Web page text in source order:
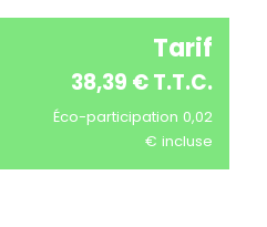
Tarif
38,39 € T.T.C.
Éco-participation 0,02
€ incluse